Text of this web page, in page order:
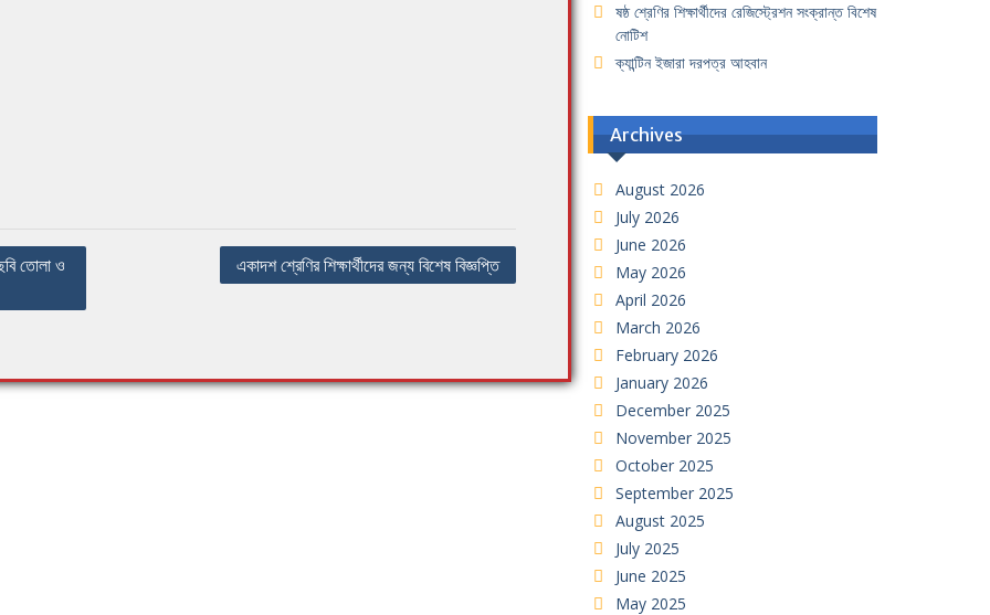
তোলা ও
একাদশ শ্রেণির শিক্ষার্থীদের জন্য বিশেষ বিজ্ঞপ্তি
ষষ্ঠ শ্রেণির শিক্ষার্থীদের রেজিস্ট্রেশন সংক্রান্ত বিশেষ
নোটিশ
ক্যান্টিন ইজারা দরপত্র আহবান
Archives
August 2026
July 2026
June 2026
May 2026
April 2026
March 2026
February 2026
January 2026
December 2025
November 2025
October 2025
September 2025
August 2025
July 2025
June 2025
May 2025